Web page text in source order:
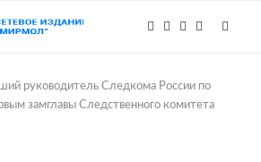
руководитель Следкома России по
замглавы Следственного комитета